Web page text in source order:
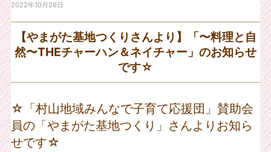
2022年10月26日
【やまがた基地つくりさんより】「〜料理と自
然〜THEチャーハン＆ネイチャー」のお知らせ
です☆
☆「村山地域みんなで子育て応援団」賛助会
員の「やまがた基地つくり」さんよりお知ら
せです☆